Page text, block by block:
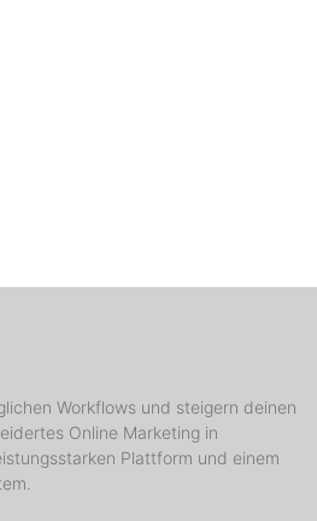
Workflows und steigern deinen
Online Marketing in
Plattform und einem